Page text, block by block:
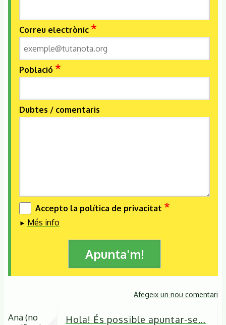
Correu electrònic
Població
Dubtes / comentaris
Accepto la política de privacitat
Més info
Afegeix un nou comentari
Ana (no
Hola! És possible apuntar-se…